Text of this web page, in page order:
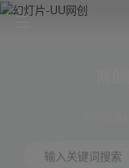
输入关键词搜索